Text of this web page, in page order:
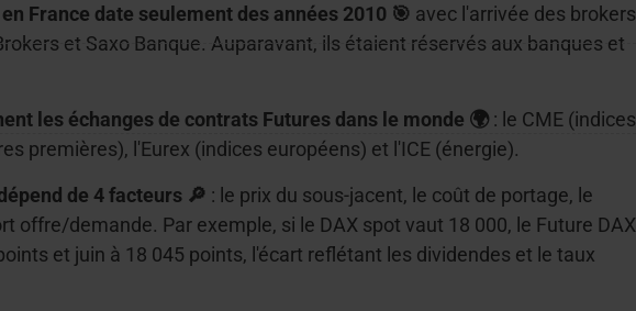
France date seulement des années 2010 🎯 avec l'arrivée des brokers
et Saxo Banque. Auparavant, ils étaient réservés aux banques et
les échanges de contrats Futures dans le monde 🌍 : le CME (indices
premières), l'Eurex (indices européens) et l'ICE (énergie).
de 4 facteurs 🔎 : le prix du sous-jacent, le coût de portage, le
offre/demande. Par exemple, si le DAX spot vaut 18 000, le Future DAX
et juin à 18 045 points, l'écart reflétant les dividendes et le taux